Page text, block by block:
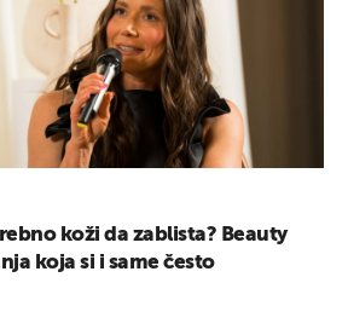
koži da zablista? Beauty
koja si i same često